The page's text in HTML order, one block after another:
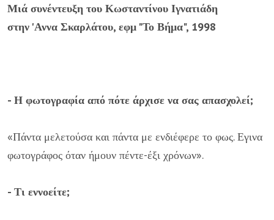
Μιά συνέντευξη του Κωσταντίνου Ιγνατιάδη
στην 'Αννα Σκαρλάτου, εφμ "Το Βήμα", 1998
- Η φωτογραφία από πότε άρχισε να σας απασχολεί;
«Πάντα μελετούσα και πάντα με ενδιέφερε το φως. Εγινα
φωτογράφος όταν ήμουν πέντε-έξι χρόνων».
- Τι εννοείτε;